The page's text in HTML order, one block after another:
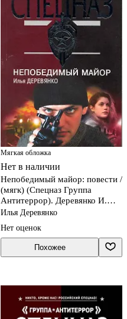
Мягкая обложка
Нет в наличии
Непобедимый майор: повести /
(мягк) (Спецназ Группа
Антитеррор). Деревянко И.
(Эксмо)
Илья Деревянко
Нет оценок
Похожее